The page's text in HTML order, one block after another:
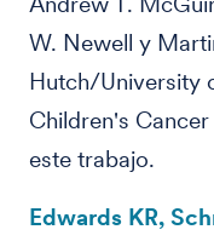
W. Newell y
Hutch/University
Children's
este trabajo.
Edwards KR,